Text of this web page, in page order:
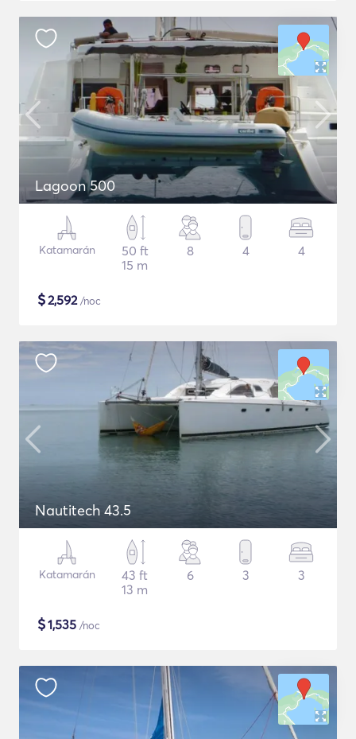
Lagoon 500
Katamarán
50 ft
15 m
8 4 4
$2,592/noc
Nautitech 43.5
Katamarán
43 ft
13 m
6 3 3
$1,535 /noc